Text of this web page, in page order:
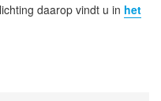
daarop vindt u in het